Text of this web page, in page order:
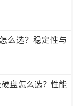
么选？稳定性与
盘怎么选？性能